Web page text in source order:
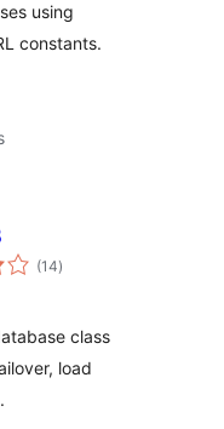
using
constants.
(14vērtējumu
kopsumma
)
class
load